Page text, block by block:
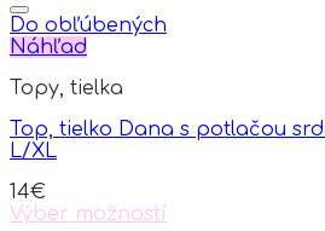
Do obľúbených
Náhľad
Topy, tielka
Top, tielko Dana s potlačou
L/XL
14€
Výber možností